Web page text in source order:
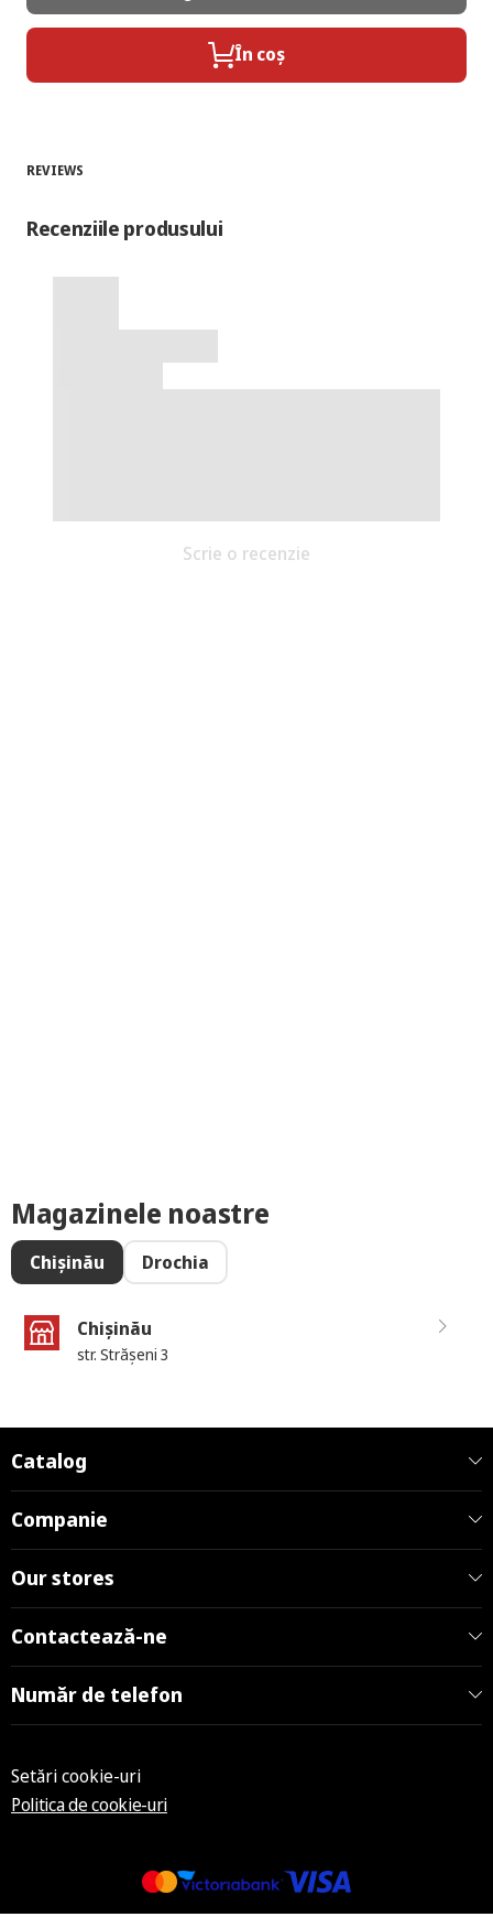
În coș
REVIEWS
Recenziile produsului
Scrie o recenzie
Magazinele noastre
Chișinău Drochia
Chișinău
str. Strășeni 3
Catalog
Companie
Our stores
Contactează-ne
Număr de telefon
Setări cookie-uri
Politica de cookie-uri